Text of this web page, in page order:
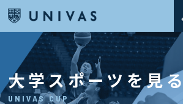
大学スポーツを見る
UNIVAS CUP